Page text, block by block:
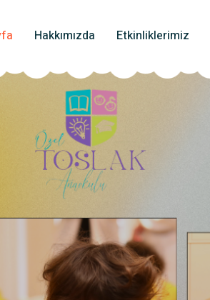
Hakkımızda Etkinliklerimiz